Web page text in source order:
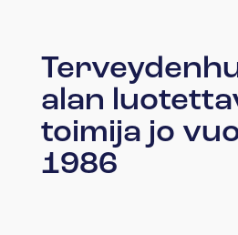
alan
toimija jo
1986